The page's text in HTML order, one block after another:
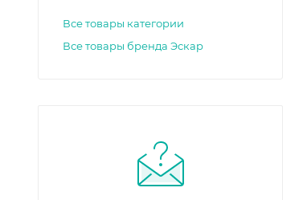
Все товары категории
Все товары бренда Эскар